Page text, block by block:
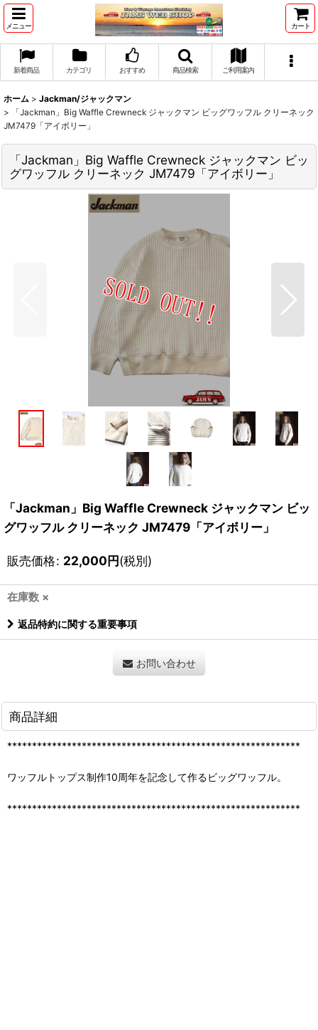
メニュー カート
新着商品 カテゴリ おすすめ 商品検索 ご利用案内
ホーム > Jackman/ジャックマン
>
「Jackman」Big Waffle Crewneck ジャックマン ビッグワッフル クリーネック
JM7479「アイボリー」
「Jackman」Big Waffle Crewneck ジャックマン ビッ
グワッフル クリーネック JM7479「アイボリー」
「Jackman」Big Waffle Crewneck ジャックマン ビッ
グワッフル クリーネック JM7479「アイボリー」
販売価格: 22,000円(税別)
在庫数 ×
返品特約に関する重要事項
お問い合わせ
商品詳細
***********************************************************
ワッフルトップス制作10周年を記念して作るビッグワッフル。
***********************************************************